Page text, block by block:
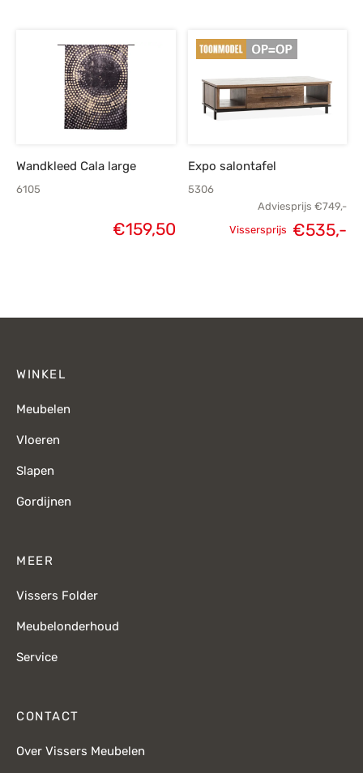
Wandkleed Cala large
6105
€159,50
Expo salontafel
5306
Adviesprijs €749,-
Vissersprijs €535,-
WINKEL
Meubelen
Vloeren
Slapen
Gordijnen
MEER
Vissers Folder
Meubelonderhoud
Service
CONTACT
Over Vissers Meubelen